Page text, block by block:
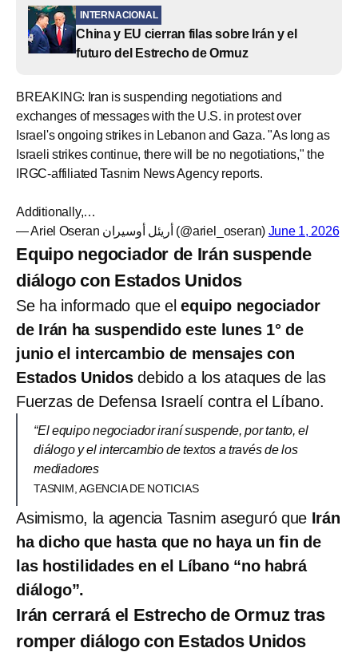
INTERNACIONAL
China y EU cierran filas sobre Irán y el
futuro del Estrecho de Ormuz
BREAKING: Iran is suspending negotiations and
exchanges of messages with the U.S. in protest over
Israel's ongoing strikes in Lebanon and Gaza. "As long as
Israeli strikes continue, there will be no negotiations," the
IRGC-affiliated Tasnim News Agency reports.
Additionally,…
— Ariel Oseran أريئل أوسيران (@ariel_oseran) June 1, 2026
Equipo negociador de Irán suspende
diálogo con Estados Unidos
Se ha informado que elequipo negociador
de Irán ha suspendido este lunes 1° de
junio el intercambio de mensajes con
Estados Unidosdebido a los ataques de las
Fuerzas de Defensa Israelí contra el Líbano.
“El equipo negociador iraní suspende, por tanto, el
diálogo y el intercambio de textos a través de los
mediadores
TASNIM, AGENCIA DE NOTICIAS
Asimismo, la agencia Tasnim aseguró que Irán
ha dicho que hasta que no haya un fin de
las hostilidades en el Líbano “no habrá
diálogo”.
Irán cerrará el Estrecho de Ormuz tras
romper diálogo con Estados Unidos